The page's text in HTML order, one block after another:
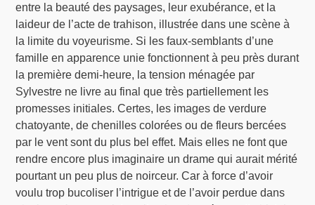
entre la beauté des paysages, leur exubérance, et la
laideur de l’acte de trahison, illustrée dans une scène à
la limite du voyeurisme. Si les faux-semblants d’une
famille en apparence unie fonctionnent à peu près durant
la première demi-heure, la tension ménagée par
Sylvestre ne livre au final que très partiellement les
promesses initiales. Certes, les images de verdure
chatoyante, de chenilles colorées ou de fleurs bercées
par le vent sont du plus bel effet. Mais elles ne font que
rendre encore plus imaginaire un drame qui aurait mérité
pourtant un peu plus de noirceur. Car à force d’avoir
voulu trop bucoliser l’intrigue et de l’avoir perdue dans